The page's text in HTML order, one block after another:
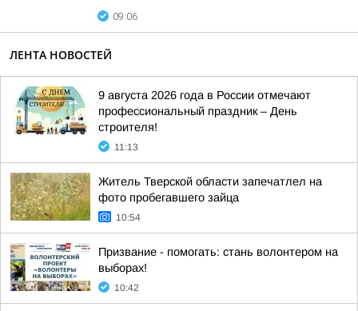
09:06
ЛЕНТА НОВОСТЕЙ
9 августа 2026 года в России отмечают
профессиональный праздник – День
строителя!
11:13
Житель Тверской области запечатлел на
фото пробегавшего зайца
10:54
Призвание - помогать: стань волонтером на
выборах!
10:42